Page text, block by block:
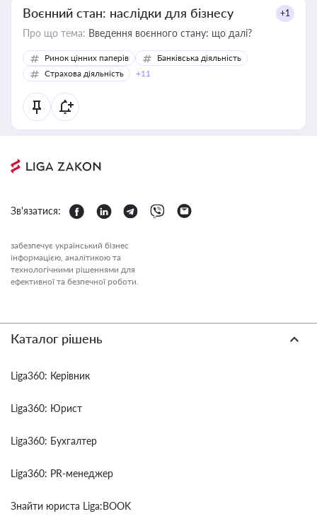
Воєнний стан: наслідки для бізнесу +1
Про що тема: Введення воєнного стану: що далі?
Ринок цінних паперів
Банківська діяльність
Страхова діяльність
+11
Зв'язатися:
забезпечує український бізнес
інформацією, аналітикою та
технологічними рішеннями для
ефективної та безпечної роботи.
Каталог рішень
Liga360: Керівник
Liga360: Юрист
Liga360: Бухгалтер
Liga360: PR-менеджер
Знайти юриста Liga:BOOK